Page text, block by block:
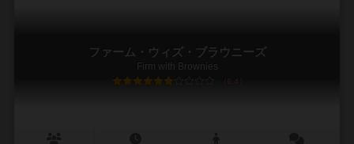
ファーム・ウィズ・ブラウニーズ
Firm with Brownies
6.4